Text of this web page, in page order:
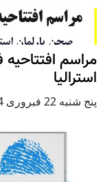
مراسم
استرالیا
پنج شنبه 22 فبروری 2024